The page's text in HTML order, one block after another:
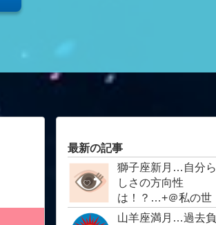
最新の記事
獅子座新月…自分ら
しさの方向性
は！？… ​​​​​​​+＠私の世
界を少し…目に見え
山羊座満月…過去負